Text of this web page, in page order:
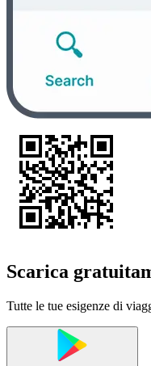
Scarica
Tutte le tue esigenze di